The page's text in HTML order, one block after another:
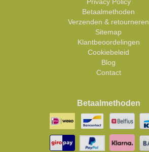
Betaalmethoden
Verzenden & retourneren
Sitemap
Klantbeoordelingen
Cookiebeleid
Blog
Contact
Betaalmethoden